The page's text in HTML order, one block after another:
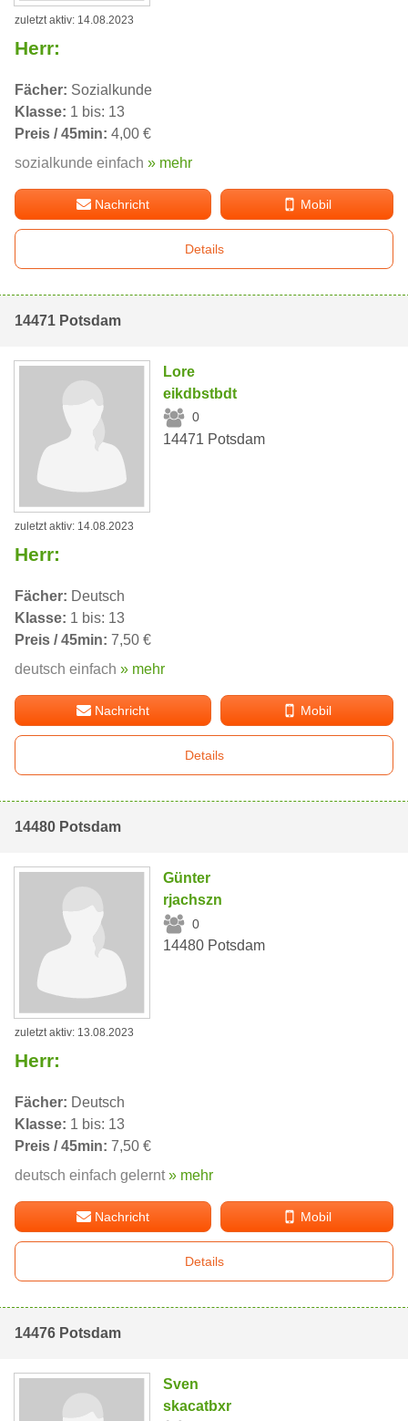
zuletzt aktiv: 14.08.2023
Herr:
Fächer: Sozialkunde
Klasse: 1 bis: 13
Preis / 45min: 4,00 €
sozialkunde einfach » mehr
Nachricht Mobil
Details
14471 Potsdam
Lore
eikdbstbdt
0
14471 Potsdam
zuletzt aktiv: 14.08.2023
Herr:
Fächer: Deutsch
Klasse: 1 bis: 13
Preis / 45min: 7,50 €
deutsch einfach » mehr
Nachricht Mobil
Details
14480 Potsdam
Günter
rjachszn
0
14480 Potsdam
zuletzt aktiv: 13.08.2023
Herr:
Fächer: Deutsch
Klasse: 1 bis: 13
Preis / 45min: 7,50 €
deutsch einfach gelernt» mehr
Nachricht Mobil
Details
14476 Potsdam
Sven
skacatbxr